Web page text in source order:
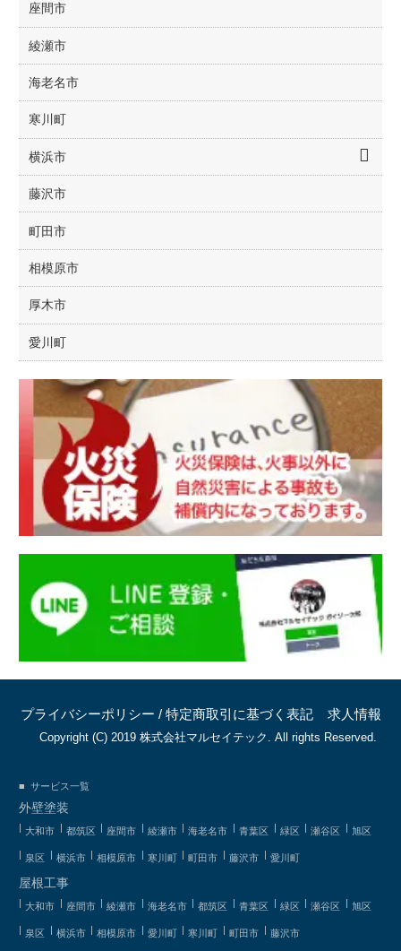
座間市
綾瀬市
海老名市
寒川町
横浜市
藤沢市
町田市
相模原市
厚木市
愛川町
プライバシーポリシー / 特定商取引に基づく表記 求人情報
Copyright (C) 2019 株式会社マルセイテック. All rights Reserved.
サービス一覧
外壁塗装
大和市 都筑区 座間市 綾瀬市 海老名市 青葉区 緑区 瀬谷区 旭区
泉区 横浜市 相模原市 寒川町 町田市 藤沢市 愛川町
屋根工事
大和市 座間市 綾瀬市 海老名市 都筑区 青葉区 緑区 瀬谷区 旭区
泉区 横浜市 相模原市 愛川町 寒川町 町田市 藤沢市